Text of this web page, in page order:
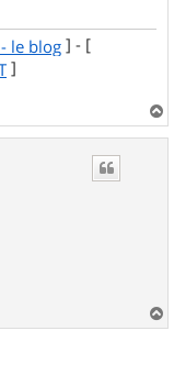
- le blog] - [
]
a
a